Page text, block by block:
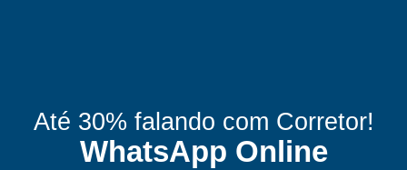
Até 30% falando com Corretor!
WhatsApp Online